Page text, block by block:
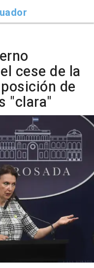
cese de la
de
"clara"